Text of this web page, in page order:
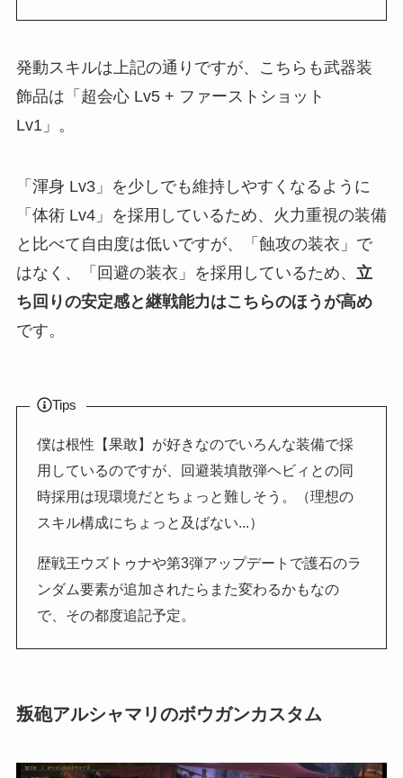
発動スキルは上記の通りですが、こちらも武器装
飾品は「超会心 Lv5 + ファーストショット
Lv1」。
「渾身 Lv3」を少しでも維持しやすくなるように
「体術 Lv4」を採用しているため、火力重視の装備
と比べて自由度は低いですが、「蝕攻の装衣」で
はなく、「回避の装衣」を採用しているため、 立
ち回りの安定感と継戦能力はこちらのほうが高め
です。
Tips
僕は根性【果敢】が好きなのでいろんな装備で採
用しているのですが、回避装填散弾ヘビィとの同
時採用は現環境だとちょっと難しそう。（理想の
スキル構成にちょっと及ばない...）
歴戦王ウズトゥナや第3弾アップデートで護石のラ
ンダム要素が追加されたらまた変わるかもなの
で、その都度追記予定。
叛砲アルシャマリのボウガンカスタム